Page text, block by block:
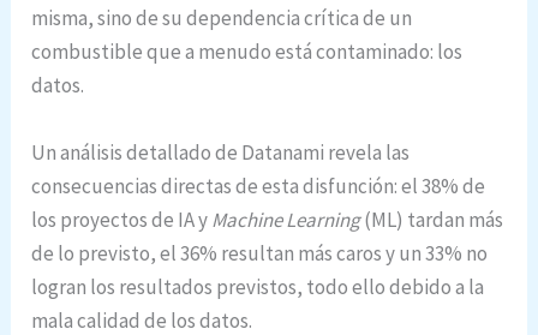
misma, sino de su dependencia crítica de un
combustible que a menudo está contaminado: los
datos.
Un análisis detallado de Datanami revela las
consecuencias directas de esta disfunción: el 38% de
los proyectos de IA yMachine Learning(ML) tardan más
de lo previsto, el 36% resultan más caros y un 33% no
logran los resultados previstos, todo ello debido a la
mala calidad de los datos.